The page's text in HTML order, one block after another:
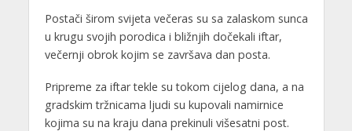
Postači širom svijeta večeras su sa zalaskom sunca
u krugu svojih porodica i bližnjih dočekali iftar,
večernji obrok kojim se završava dan posta.
Pripreme za iftar tekle su tokom cijelog dana, a na
gradskim tržnicama ljudi su kupovali namirnice
kojima su na kraju dana prekinuli višesatni post.